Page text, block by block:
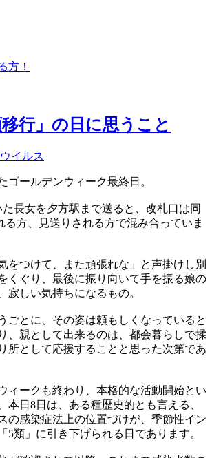
方！
行」の日に思うこと
イルス
ゴールデンウィーク最終日。
長女を夕方駅まで送ると、改札口は同
る方、見送りされる方で混み合っていま
をつけて、また頑張れな」と声掛けし別
くぐり、最後に振り向いて手を振る娘の
寂しい気持ちになるもの。
ごとに、その姿は頼もしくなっていると
、親として出来るのは、都会暮らしで揉
所として応援することと思った次第であ
ィークも終わり、本格的な活動開始とい
本日8日は、ある種歴史的とも言える、
の感染症法上の位置づけが、季節性イン
5類」に引き下げられる日であります。